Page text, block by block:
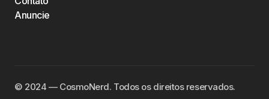
Anuncie
©️ 2024 — CosmoNerd. Todos os direitos reservados.